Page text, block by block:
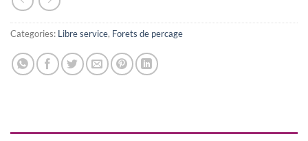
Categories: Libre service, Forets de percage